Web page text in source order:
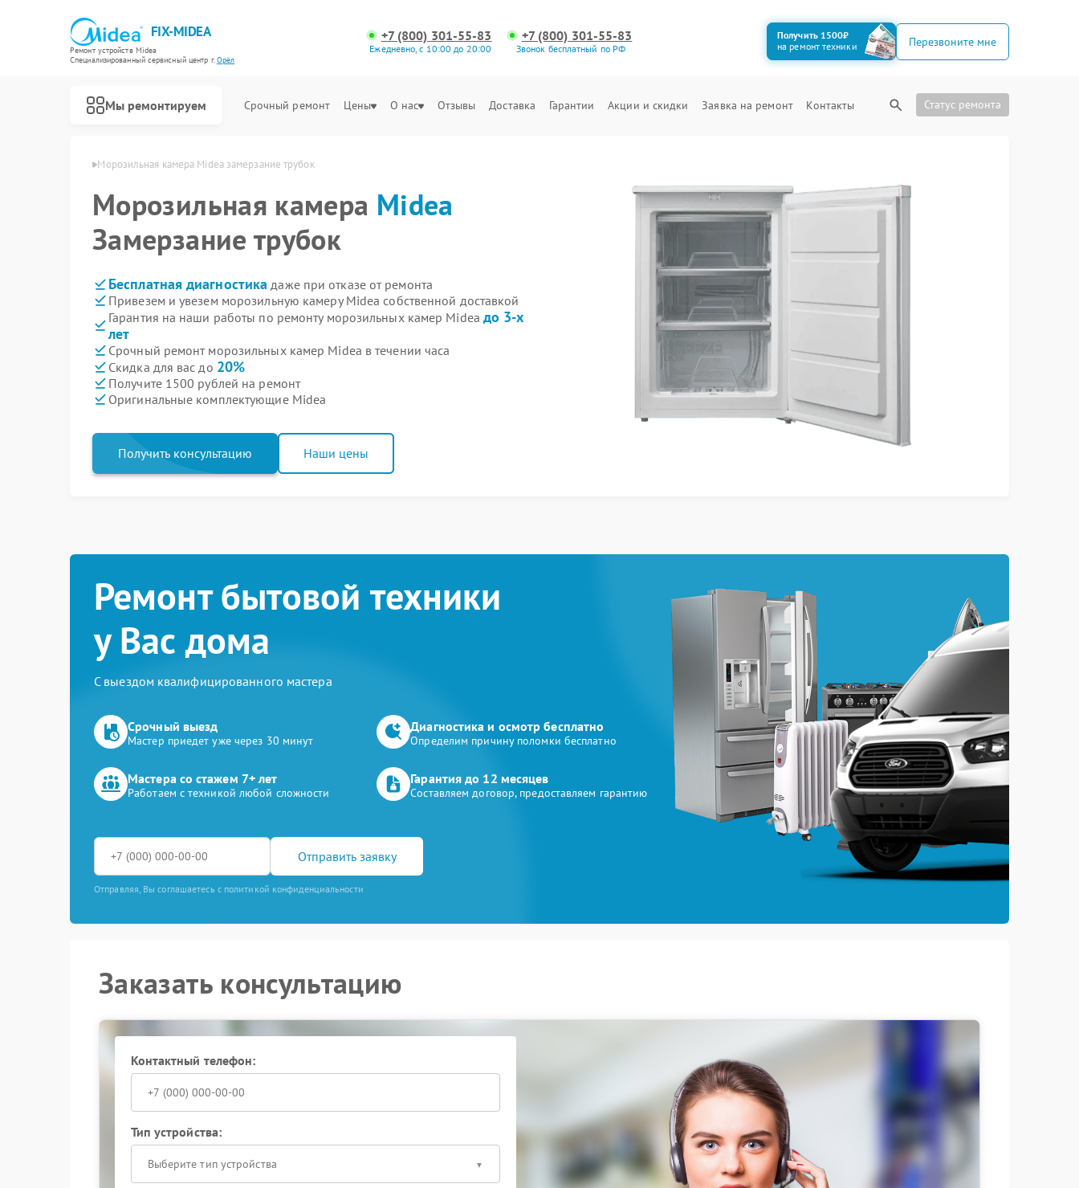
FIX-MIDEA
Ремонт устройств Midea
Специализированный cервисный центр г.Орёл
+7 (800) 301-55-83
Ежедневно, с 10:00 до 20:00
+7 (800) 301-55-83
Звонок бесплатный по РФ
Получить 1500₽
на ремонт техники
Перезвоните мне
Мы ремонтируем Срочный ремонт Цены О нас Отзывы Доставка Гарантии Акции и скидки Заявка на ремонт Контакты Статус ремонта
Midea в Орле Морозильная камера Midea замерзание трубок
Морозильная камера Midea
Замерзание трубок
Бесплатная диагностика даже при отказе от ремонта
Привезем и увезем морозильную камеру Midea собственной доставкой
Гарантия на наши работы по ремонту морозильных камер Midea до 3-х
лет
Срочный ремонт морозильных камер Midea в течении часа
Скидка для вас до 20%
Получите 1500 рублей на ремонт
Оригинальные комплектующие Midea
Получить консультацию Наши цены
Ремонт бытовой техники
у Вас дома
С выездом квалифицированного мастера
Срочный выезд
Мастер приедет уже через 30 минут
Диагностика и осмотр бесплатно
Определим причину поломки бесплатно
Мастера со стажем 7+ лет
Работаем с техникой любой сложности
Гарантия до 12 месяцев
Составляем договор, предоставляем гарантию
Отправить заявку
Отправляя, Вы соглашаетесь с политикой конфиденциальности
Заказать консультацию
Контактный телефон:
Тип устройства:
Выберите тип устройства